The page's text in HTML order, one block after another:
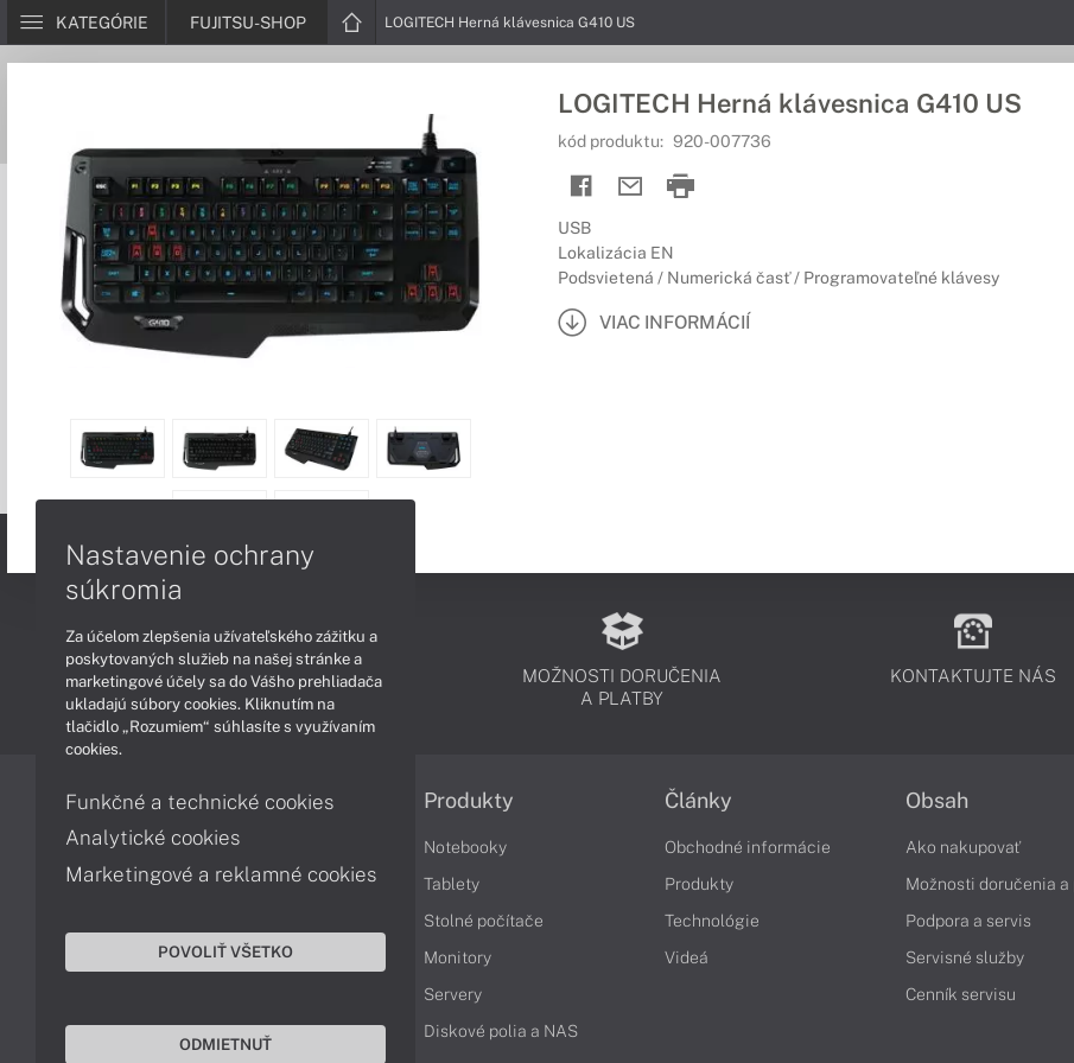
KATEGÓRIE FUJITSU-SHOP LOGITECH Herná klávesnica G410 US
LOGITECH Herná klávesnica G410 US
kód produktu: 920-007736
USB
Lokalizácia EN
Podsvietená / Numerická časť / Programovateľné klávesy
VIAC INFORMÁCIÍ
PODPORA A SERVIS
MOŽNOSTI DORUČENIA
A PLATBY
KONTAKTUJTE NÁS
Informácie
Obchodné podmienky
Reklamačné podmienky
Vrátenie tovaru
Cookies
Produkty
Notebooky
Tablety
Stolné počítače
Monitory
Servery
Diskové polia a NAS
Články
Obchodné informácie
Produkty
Technológie
Videá
Obsah
Ako nakupovať
Možnosti doručenia a
Podpora a servis
Servisné služby
Cenník servisu
Nastavenie ochrany
súkromia
Za účelom zlepšenia užívateľského zážitku a
poskytovaných služieb na našej stránke a
marketingové účely sa do Vášho prehliadača
ukladajú súbory cookies. Kliknutím na
tlačidlo „Rozumiem“ súhlasíte s využívaním
cookies.
Funkčné a technické cookies
Analytické cookies
Marketingové a reklamné cookies
POVOLIŤ VŠETKO
ODMIETNUŤ